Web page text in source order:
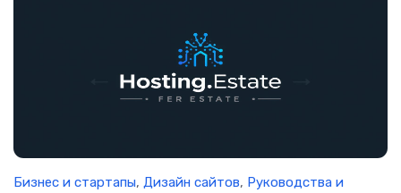
Бизнес и стартапы, Дизайн сайтов, Руководства и